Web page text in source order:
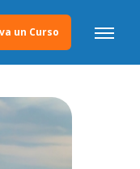
un Curso